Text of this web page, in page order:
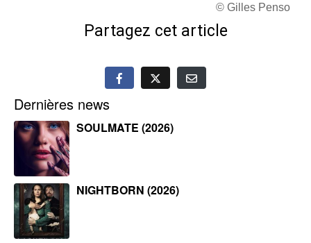
© Gilles Penso
Partagez cet article
Dernières news
SOULMATE (2026)
NIGHTBORN (2026)